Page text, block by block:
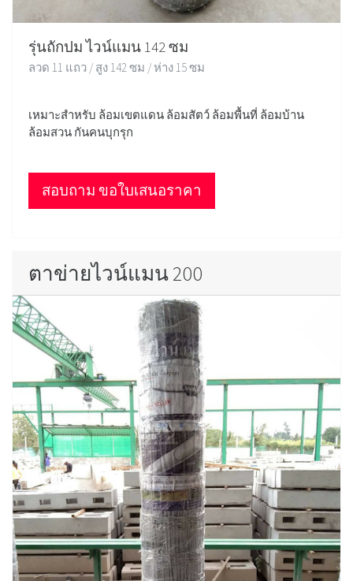
รุ่นถักปม ไวน์แมน 142 ซม
ลวด 11 แถว / สูง 142 ซม / ห่าง 15 ซม
เหมาะสำหรับ ล้อมเขตแดน ล้อมสัตว์ ล้อมพื้นที่ ล้อมบ้าน
ล้อมสวน กันคนบุกรุก
สอบถาม ขอใบเสนอราคา
ตาข่ายไวน์แมน 200